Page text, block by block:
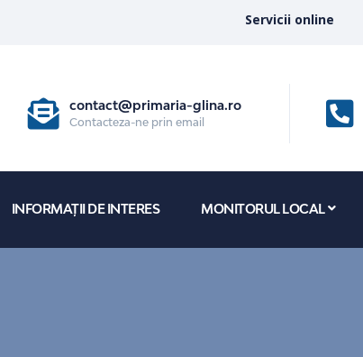
Servicii online
contact@primaria-glina.ro
Contacteza-ne prin email
INFORMAȚII DE INTERES MONITORUL LOCAL